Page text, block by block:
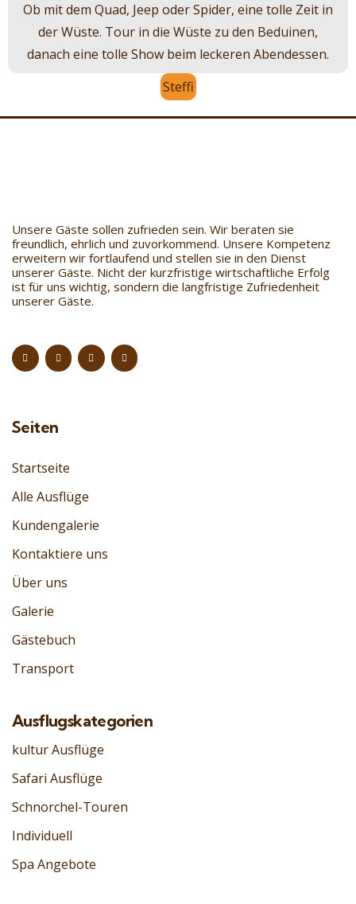
Ob mit dem Quad, Jeep oder Spider, eine tolle Zeit in
der Wüste. Tour in die Wüste zu den Beduinen,
danach eine tolle Show beim leckeren Abendessen.
Steffi
Unsere Gäste sollen zufrieden sein. Wir beraten sie
freundlich, ehrlich und zuvorkommend. Unsere Kompetenz
erweitern wir fortlaufend und stellen sie in den Dienst
unserer Gäste. Nicht der kurzfristige wirtschaftliche Erfolg
ist für uns wichtig, sondern die langfristige Zufriedenheit
unserer Gäste.
Seiten
Startseite
Alle Ausflüge
Kundengalerie
Kontaktiere uns
Über uns
Galerie
Gästebuch
Transport
Ausflugskategorien
kultur Ausflüge
Safari Ausflüge
Schnorchel-Touren
Individuell
Spa Angebote